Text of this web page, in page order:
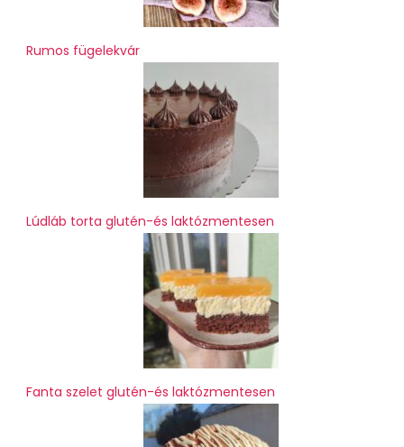
Rumos fügelekvár
Lúdláb torta glutén-és laktózmentesen
Fanta szelet glutén-és laktózmentesen